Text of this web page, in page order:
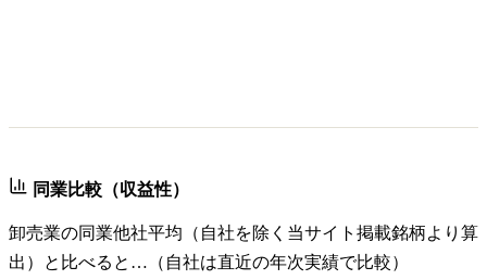
同業比較（収益性）
卸売業の同業他社平均（自社を除く当サイト掲載銘柄より算
出）と比べると…（自社は直近の年次実績で比較）